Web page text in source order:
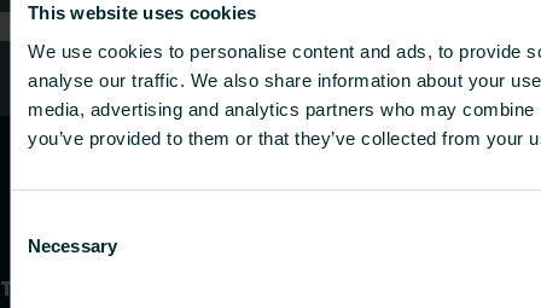
This website uses cookies
We use cookies to personalise content and ads, to provide
analyse our traffic. We also share information about your
media, advertising and analytics partners who may
you’ve provided to them or that they’ve collected from your
Selection
Necessary
Oletko kuluttaja?
Tuotteet